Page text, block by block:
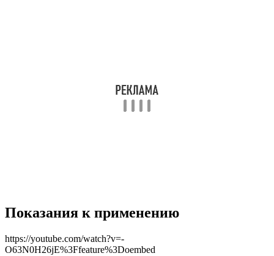
Показания к применению
https://youtube.com/watch?v=-
O63N0H26jE%3Ffeature%3Doembed